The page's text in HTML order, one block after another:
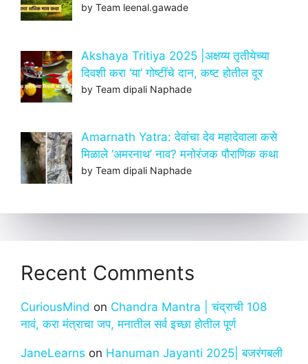
by Team leenal.gawade
Akshaya Tritiya 2025 |अक्षय्य तृतीयेच्या
दिवशी करा ‘या’ गोष्टींचे दान, कष्ट होतील दूर
by Team dipali Naphade
Amarnath Yatra: देवांचा देव महादेवाला कसे
मिळाले ‘अमरनाथ’ नाव? मनोरंजक पौराणिक कथा
by Team dipali Naphade
Recent Comments
CuriousMind on Chandra Mantra | चंद्राची 108
नावं, करा मंत्राचा जप, मनातील सर्व इच्छा होतील पूर्ण
JaneLearns on Hanuman Jayanti 2025| बजरंगबली